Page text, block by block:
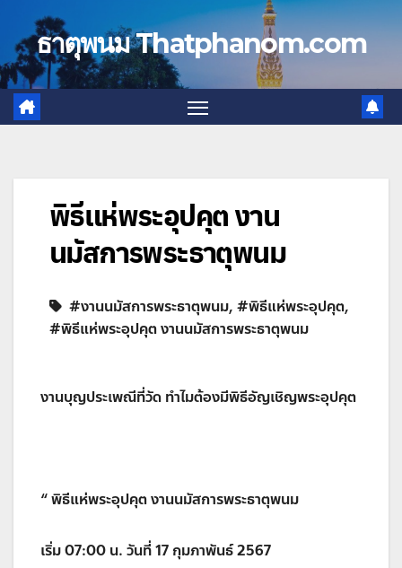
contentธาตุพนม Thatphanom.com
พิธีแห่พระอุปคุต งาน
นมัสการพระธาตุพนม
#งานนมัสการพระธาตุพนม, #พิธีแห่พระอุปคุต,
#พิธีแห่พระอุปคุต งานนมัสการพระธาตุพนม
งานบุญประเพณีที่วัด ทำไมต้องมีพิธีอัญเชิญพระอุปคุต
“ พิธีแห่พระอุปคุต งานนมัสการพระธาตุพนม
เริ่ม 07:00 น. วันที่ 17 กุมภาพันธ์ 2567